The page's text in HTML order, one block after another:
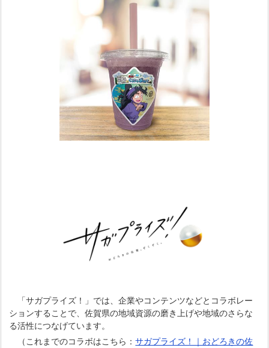
「サガプライズ！」では、企業やコンテンツなどとコラボレー
ションすることで、佐賀県の地域資源の磨き上げや地域のさらな
る活性につなげています。
（これまでのコラボはこちら：サガプライズ！｜おどろきの佐